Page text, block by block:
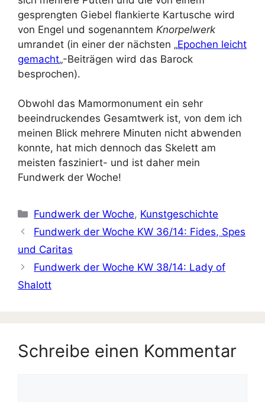
gesprengten Giebel flankierte Kartusche wird
von Engel und sogenanntem Knorpelwerk
umrandet (in einer der nächsten „Epochen leicht
gemacht„-Beiträgen wird das Barock
besprochen).
Obwohl das Mamormonument ein sehr
beeindruckendes Gesamtwerk ist, von dem ich
meinen Blick mehrere Minuten nicht abwenden
konnte, hat mich dennoch das Skelett am
meisten fasziniert- und ist daher mein
Fundwerk der Woche!
Kategorien
Fundwerk der Woche, Kunstgeschichte
Fundwerk der Woche KW 36/14: Fides, Spes
und Caritas
Fundwerk der Woche KW 38/14: Lady of
Shalott
Schreibe einen Kommentar